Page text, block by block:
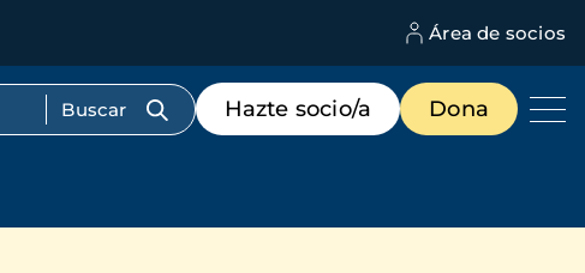
Área de socios
Menú
de
destacados
Hazte socio/a Dona